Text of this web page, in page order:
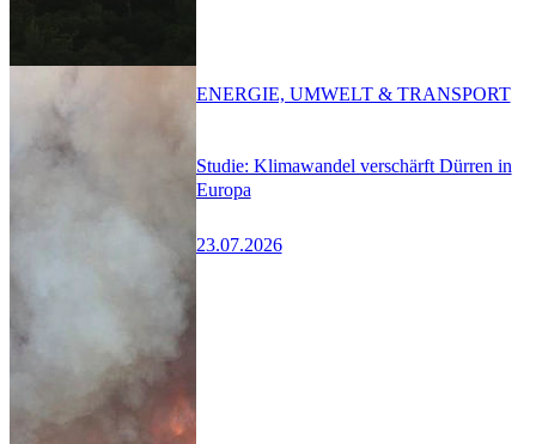
Studie: Klimawandel verschärft Dürren in
Europa
23.07.2026
ENERGIE, UMWELT & TRANSPORT